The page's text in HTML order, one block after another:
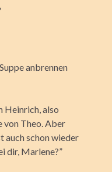
anbrennen
Heinrich, also
von Theo. Aber
auch schon wieder
dir, Marlene?”